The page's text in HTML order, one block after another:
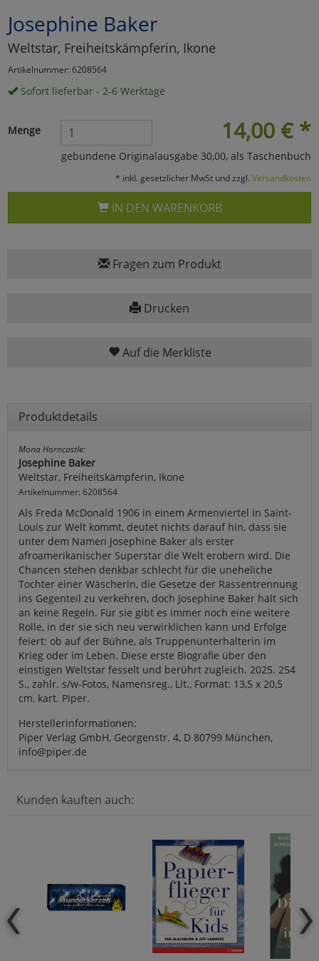
Josephine Baker
Weltstar, Freiheitskämpferin, Ikone
Artikelnummer: 6208564
Sofort lieferbar - 2-6 Werktage
14,00 € *
Menge
gebundene Originalausgabe 30,00, als Taschenbuch
* inkl. gesetzlicher MwSt und zzgl. Versandkosten
IN DEN WARENKORB
Fragen zum Produkt
Drucken
Auf die Merkliste
Produktdetails
Mona Horncastle:
Josephine Baker
Weltstar, Freiheitskämpferin, Ikone
Artikelnummer: 6208564
Als Freda McDonald 1906 in einem Armenviertel in Saint-
Louis zur Welt kommt, deutet nichts darauf hin, dass sie
unter dem Namen Josephine Baker als erster
afroamerikanischer Superstar die Welt erobern wird. Die
Chancen stehen denkbar schlecht für die uneheliche
Tochter einer Wäscherin, die Gesetze der Rassentrennung
ins Gegenteil zu verkehren, doch Josephine Baker hält sich
an keine Regeln. Für sie gibt es immer noch eine weitere
Rolle, in der sie sich neu verwirklichen kann und Erfolge
feiert: ob auf der Bühne, als Truppenunterhalterin im
Krieg oder im Leben. Diese erste Biografie über den
einstigen Weltstar fesselt und berührt zugleich. 2025. 254
S., zahlr. s/w-Fotos, Namensreg., Lit., Format: 13,5 x 20,5
cm, kart. Piper.
Herstellerinformationen:
Piper Verlag GmbH, Georgenstr. 4, D 80799 München,
info@piper.de
Kunden kauften auch:
Marketing
Umfragetools
Cookies
Alle Akzeptieren
Cookies
Einstellungen speichern
zurückzu Haupptseite